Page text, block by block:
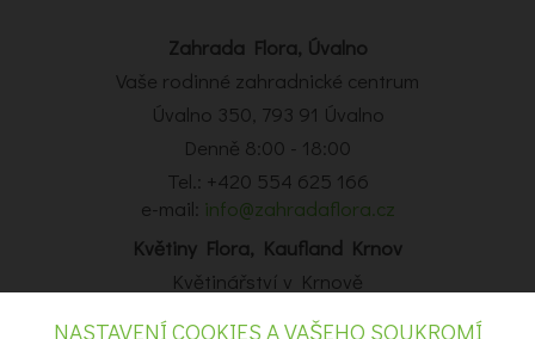
Zahrada Flora, Úvalno
Vaše rodinné zahradnické centrum
Úvalno 350, 793 91 Úvalno
Denně 8:00 - 18:00
Tel.: +420 554 625 166
e-mail: info@zahradaflora.cz
Květiny Flora, Kaufland Krnov
Květinářství v Krnově
Obchodní centrum Kaufland Krnov, Opavská 14, Krnov
NASTAVENÍ COOKIES A VAŠEHO SOUKROMÍ